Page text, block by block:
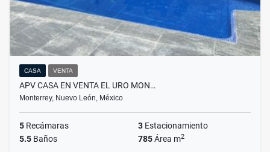
CASA VENTA
APV CASA EN VENTA EL URO MON…
Monterrey, Nuevo León, México
5 Recámaras 3 Estacionamiento
5.5 Baños 785Área m2